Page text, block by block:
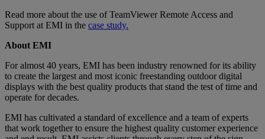
Read more about the use of TeamViewer Remote Access and
Support at EMI in the case study.
About EMI
For almost 40 years, EMI has been industry renowned for its ability
to create the largest and most iconic freestanding outdoor digital
displays with the best quality products that stand the test of time and
operate for decades.
EMI has cultivated a standard of excellence and a team of experts
that work together to ensure the highest quality customer experience